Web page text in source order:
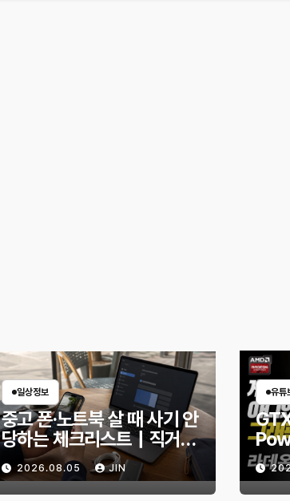
일상정보
중고 폰·노트북 살 때 사기 안
당하는 체크리스트｜직거래
전 무엇을 확인해야 할까?
2026.08.05 JIN
유튜
체